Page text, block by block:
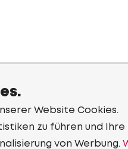
Website Cookies.
zu führen und
von Werbung.